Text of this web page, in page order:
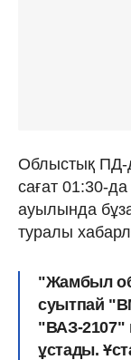
Облыстық ПД-
сағат 01:30-
ауылында
туралы
"Жамбыл
суытпай
"ВАЗ-2107"
ұстады.